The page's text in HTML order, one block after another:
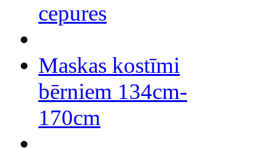
cepures
Maskas kostīmi
bērniem 134cm-
170cm